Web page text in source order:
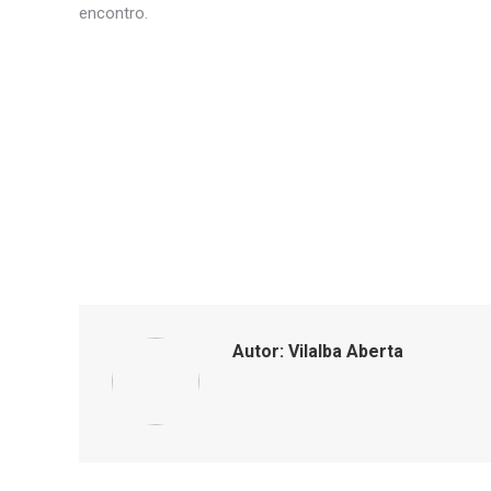
encontro.
Autor: Vilalba Aberta